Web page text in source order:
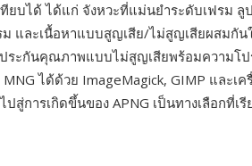
ทียบได้ ได้แก่ จังหวะที่แม่นยำระดับเฟรม
ม และเนื้อหาแบบสูญเสีย/ไม่สูญเสียผสมกัน
ระกันคุณภาพแบบไม่สูญเสียพร้อมความโป
ได้ด้วย ImageMagick, GIMP และเค
สู่การเกิดขึ้นของ APNG เป็นทางเลือกที่เรี